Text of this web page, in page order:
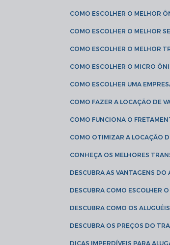
COMO ESCOLHER O MELHOR
COMO ESCOLHER O MELHOR
COMO ESCOLHER O MELHOR
COMO ESCOLHER O MICRO
COMO ESCOLHER UMA
COMO FAZER A LOCAÇÃO DE
COMO FUNCIONA O
COMO OTIMIZAR A LOCAÇÃO
CONHEÇA OS MELHORES
DESCUBRA AS VANTAGENS
DESCUBRA COMO ESCOLHER
DESCUBRA COMO OS
DESCUBRA OS PREÇOS DO
DICAS IMPERDÍVEIS PARA